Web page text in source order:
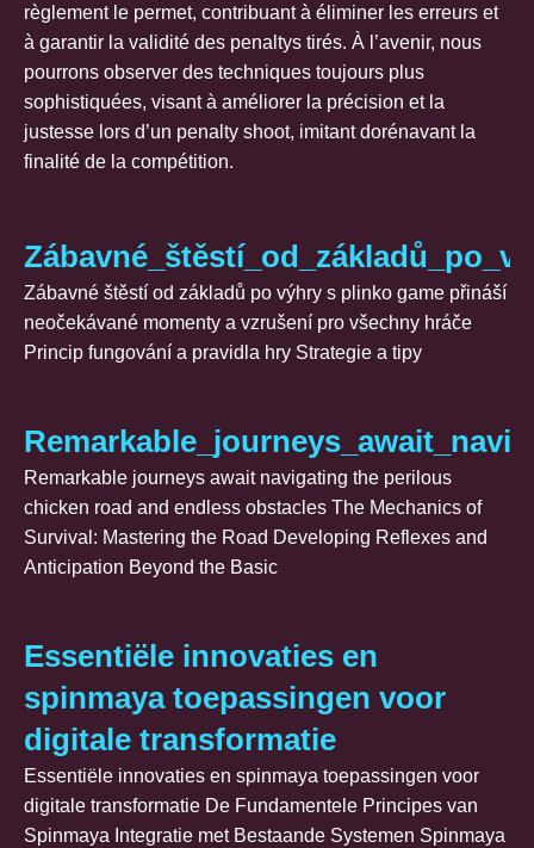
règlement le permet, contribuant à éliminer les erreurs et
à garantir la validité des penaltys tirés. À l’avenir, nous
pourrons observer des techniques toujours plus
sophistiquées, visant à améliorer la précision et la
justesse lors d’un penalty shoot, imitant dorénavant la
finalité de la compétition.
Zábavné štěstí od základů po výhry s plinko game přináší
neočekávané momenty a vzrušení pro všechny hráče
Princip fungování a pravidla hry Strategie a tipy
Remarkable journeys await navigating the perilous
chicken road and endless obstacles The Mechanics of
Survival: Mastering the Road Developing Reflexes and
Anticipation Beyond the Basic
Essentiële innovaties en
spinmaya toepassingen voor
digitale transformatie
Essentiële innovaties en spinmaya toepassingen voor
digitale transformatie De Fundamentele Principes van
Spinmaya Integratie met Bestaande Systemen Spinmaya